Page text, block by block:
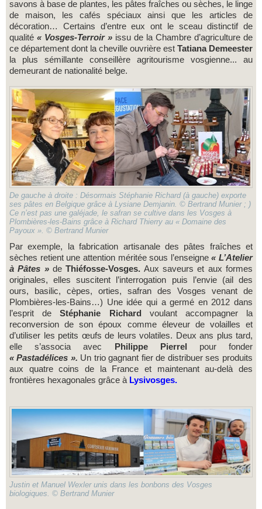
savons à base de plantes, les pâtes fraîches ou sèches, le linge
de maison, les cafés spéciaux ainsi que les articles de
décoration… Certains d’entre eux ont le sceau distinctif de
qualité « Vosges-Terroir » issu de la Chambre d’agriculture de
ce département dont la cheville ouvrière est Tatiana Demeester
la plus sémillante conseillère agritourisme vosgienne... au
demeurant de nationalité belge.
De gauche à droite : Désormais Stéphanie Richard (à gauche) exporte
ses pâtes en Belgique grâce à Lysiane Demjanin. © Bertrand Munier ; )
Ce n’est pas une galéjade, le safran se cultive dans les Vosges à
Plombières-les-Bains grâce à Richard Thierry au « Domaine des
Payoux ». © Bertrand Munier
Par exemple, la fabrication artisanale des pâtes fraîches et
sèches retient une attention méritée sous l’enseigne« L’Atelier
à Pâtes »deThiéfosse-Vosges. Aux saveurs et aux formes
originales, elles suscitent l’interrogation puis l’envie (ail des
ours, basilic, cèpes, orties, safran des Vosges venant de
Plombières-les-Bains…) Une idée qui a germé en 2012 dans
l’esprit deStéphanie Richard voulant accompagner la
reconversion de son époux comme éleveur de volailles et
d’utiliser les petits œufs de leurs volatiles. Deux ans plus tard,
elle s’associa avec Philippe Pierrel pour fonder
« Pastadélices ». Un trio gagnant fier de distribuer ses produits
aux quatre coins de la France et maintenant au-delà des
frontières hexagonales grâce à Lysivosges.
Justin et Manuel Wexler unis dans les bonbons des Vosges
biologiques. © Bertrand Munier